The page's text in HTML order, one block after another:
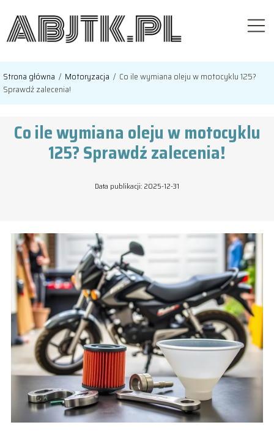
Strona główna / Motoryzacja / Co ile wymiana oleju w motocyklu 125?
Sprawdź zalecenia!
Co ile wymiana oleju w motocyklu
125? Sprawdź zalecenia!
Data publikacji: 2025-12-31